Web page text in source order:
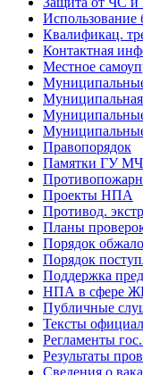
Использование
Квалификац.
Контактная
Местное
Правопорядок
Памятки ГУ
Проекты НПА
Противод.
Планы
Порядок
Порядок
Поддержка
НПА в сфере
Публичные
Тексты
Регламенты
Результаты
Сведения о